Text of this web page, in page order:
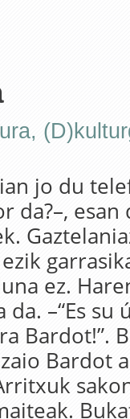
,
jo du
da?–,
ez.
–“Es su
Bardot!”.
Bardot